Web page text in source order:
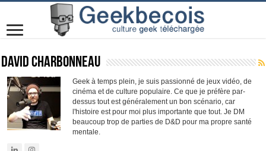
David Charbonneau
Geek à temps plein, je suis passionné de jeux vidéo, de
cinéma et de culture populaire. Ce que je préfère par-
dessus tout est généralement un bon scénario, car
l'histoire est pour moi plus importante que tout. Je DM
beaucoup trop de parties de D&D pour ma propre santé
mentale.